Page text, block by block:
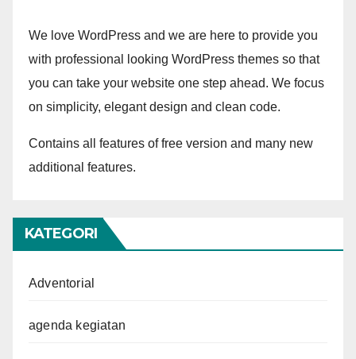
We love WordPress and we are here to provide you
with professional looking WordPress themes so that
you can take your website one step ahead. We focus
on simplicity, elegant design and clean code.
Contains all features of free version and many new
additional features.
KATEGORI
Adventorial
agenda kegiatan